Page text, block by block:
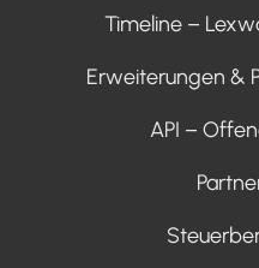
Timeline –
Erweiterungen &
API –